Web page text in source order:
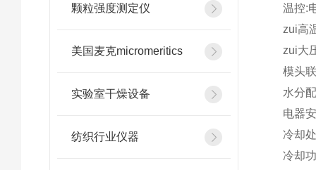
颗粒强度测定仪
美国麦克micromeritics
实验室干燥设备
纺织行业仪器
温控:
zui高
zui大
模头
水分
电器
冷却
冷却